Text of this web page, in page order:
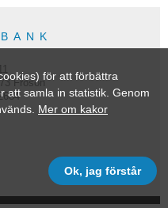
Frösön
för att förbättra
att samla in statistik. Genom
Mer om kakor
Ok, jag förstår